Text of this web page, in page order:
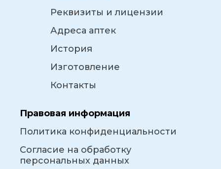
Реквизиты и лицензии
Адреса аптек
История
Изготовление
Контакты
Правовая информация
Политика конфиденциальности
Согласие на обработку
персональных данных